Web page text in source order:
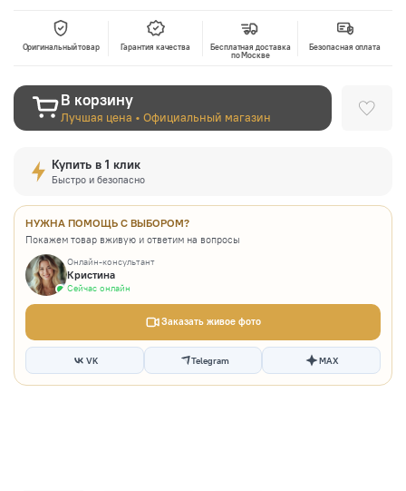
Оригинальный товар Гарантия качества
Бесплатная доставка
по Москве
Безопасная оплата
В корзину
Лучшая цена • Официальный магазин
Купить в 1 клик
Быстро и безопасно
НУЖНА ПОМОЩЬ С ВЫБОРОМ?
Покажем товар вживую и ответим на вопросы
Онлайн-консультант
Кристина
Сейчас онлайн
Заказать живое фото
VK Telegram MAX